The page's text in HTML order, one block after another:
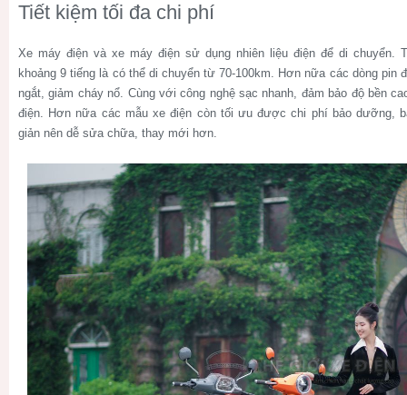
Tiết kiệm tối đa chi phí
Xe máy điện và xe máy điện sử dụng nhiên liệu điện để di chuyển.
khoảng 9 tiếng là có thể di chuyển từ 70-100km. Hơn nữa các dòng pin
ngắt, giảm cháy nổ. Cùng với công nghệ sạc nhanh, đảm bảo độ bền
điện. Hơn nữa các mẫu xe điện còn tối ưu được chi phí bảo dưỡng,
giản nên dễ sửa chữa, thay mới hơn.